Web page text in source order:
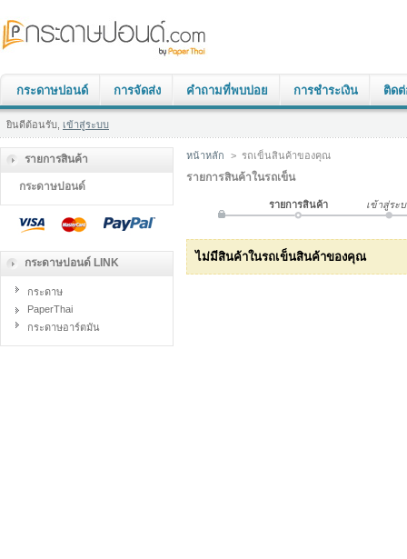
กระดาษปอนด์ การจัดส่ง คำถามที่พบบ่อย การชำระเงิน ติดต่
ยินดีต้อนรับ, เข้าสู่ระบบ
รายการสินค้า
กระดาษปอนด์
กระดาษปอนด์ LINK
กระดาษ
PaperThai
กระดาษอาร์ตมัน
หน้าหลัก > รถเข็นสินค้าของคุณ
รายการสินค้าในรถเข็น
รายการสินค้า เข้าสู่ระ
ไม่มีสินค้าในรถเข็นสินค้าของคุณ